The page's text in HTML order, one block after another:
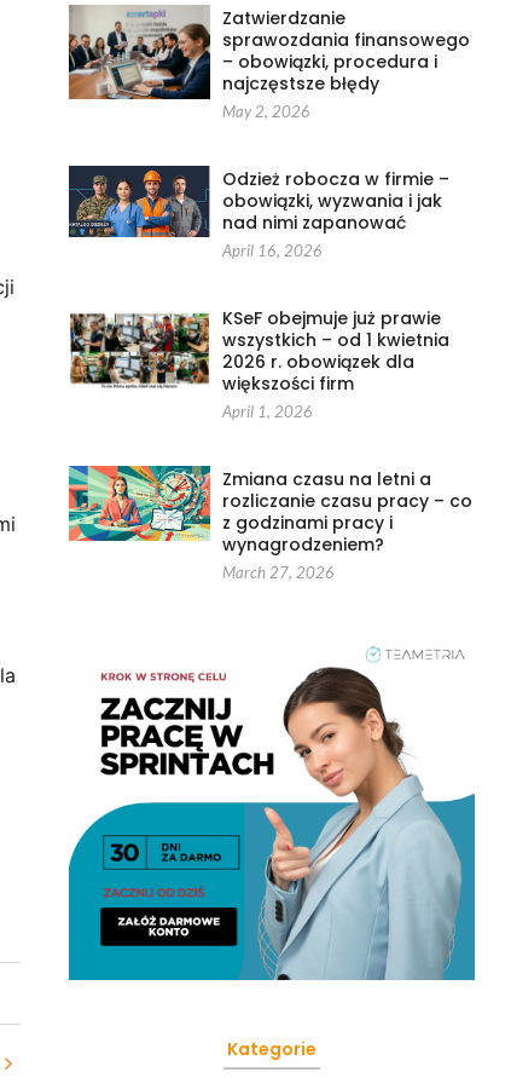
Zatwierdzanie
sprawozdania finansowego
– obowiązki, procedura i
najczęstsze błędy
May 2, 2026
Odzież robocza w firmie –
obowiązki, wyzwania i jak
nad nimi zapanować
April 16, 2026
KSeF obejmuje już prawie
wszystkich – od 1 kwietnia
2026 r. obowiązek dla
większości firm
April 1, 2026
Zmiana czasu na letni a
rozliczanie czasu pracy – co
z godzinami pracy i
wynagrodzeniem?
March 27, 2026
Kategorie